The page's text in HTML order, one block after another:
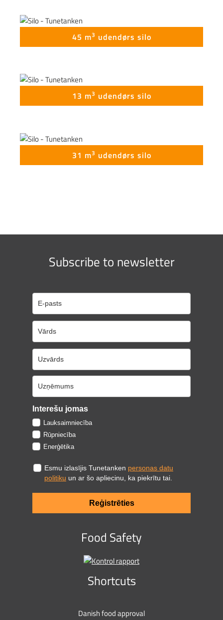
45 m3 udendørs silo
13 m3 udendørs silo
31 m3 udendørs silo
Subscribe to newsletter
Interešu jomas
Lauksaimniecība
Rūpniecība
Enerģētika
Esmu izlasījis Tunetanken personas datu
politiku un ar šo apliecinu, ka piekrītu tai.
Reģistrēties
Food Safety
Shortcuts
Danish food approval